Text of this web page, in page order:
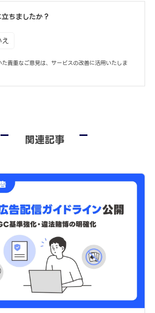
ちましたか？
貴重なご意見は、サービスの改善に活用いたしま
関連記事